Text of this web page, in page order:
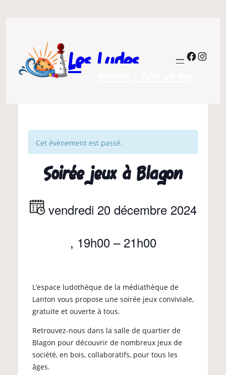
Les Ludes
Cet évènement est passé.
Soirée jeux à Blagon
vendredi 20 décembre 2024
, 19h00 –21h00
L’espace ludothèque de la médiathèque de
Lanton vous propose une soirée jeux conviviale,
gratuite et ouverte à tous.
Retrouvez-nous dans la salle de quartier de
Blagon pour découvrir de nombreux jeux de
société, en bois, collaboratifs, pour tous les
âges.